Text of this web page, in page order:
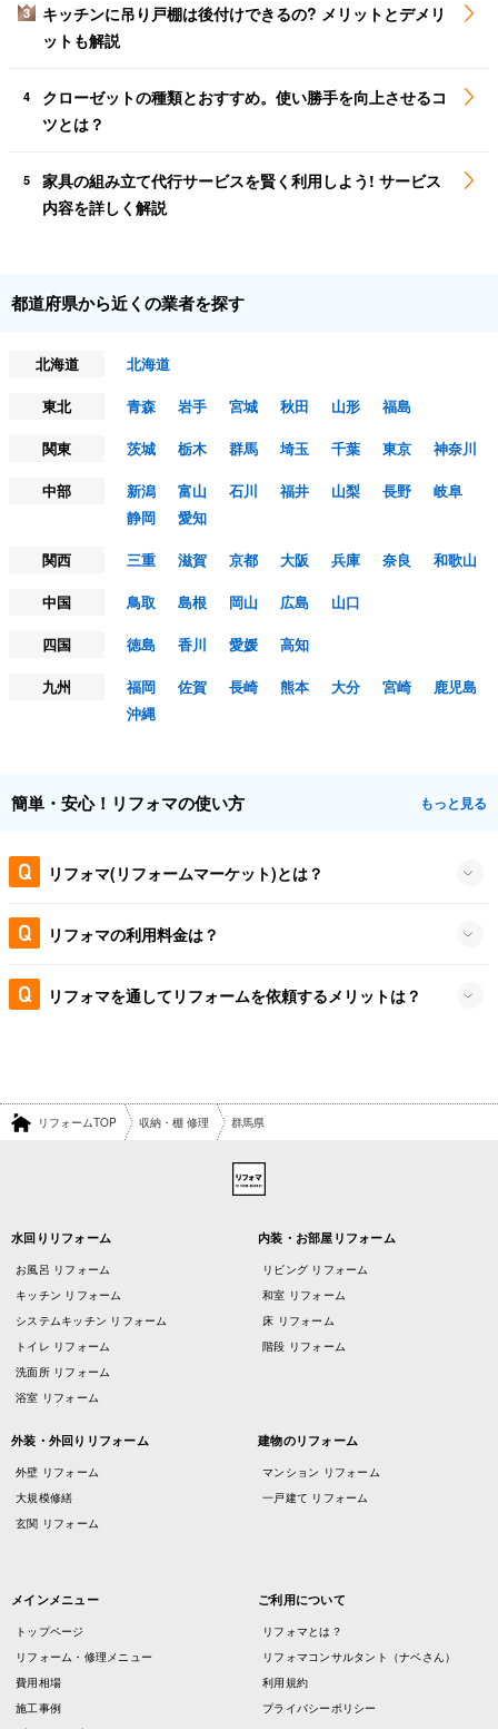
3
キッチンに吊り戸棚は後付けできるの? メリットとデメリ
ットも解説
4
クローゼットの種類とおすすめ。使い勝手を向上させるコ
ツとは？
5
家具の組み立て代行サービスを賢く利用しよう! サービス
内容を詳しく解説
都道府県から近くの業者を探す
北海道
北海道
東北
青森 岩手 宮城 秋田 山形
福島
関東
茨城 栃木 群馬 埼玉 千葉 東京
神奈川
中部
新潟 富山 石川 福井 山梨 長野
岐阜
静岡
愛知
関西
三重 滋賀 京都 大阪 兵庫 奈良
和歌山
中国
鳥取 島根 岡山 広島
山口
四国
徳島 香川 愛媛
高知
九州
福岡 佐賀 長崎 熊本 大分 宮崎
鹿児島
沖縄
簡単・安心！リフォマの使い方 もっと見る
リフォマ(リフォームマーケット)とは？
リフォマの利用料金は？
リフォマを通してリフォームを依頼するメリットは？
リフォームTOP 収納・棚 修理 群馬県
水回りリフォーム
お風呂 リフォーム
キッチン リフォーム
システムキッチン リフォーム
トイレ リフォーム
洗面所 リフォーム
浴室 リフォーム
内装・お部屋リフォーム
リビング リフォーム
和室 リフォーム
床 リフォーム
階段 リフォーム
外装・外回りリフォーム
外壁 リフォーム
大規模修繕
玄関 リフォーム
建物のリフォーム
マンション リフォーム
一戸建て リフォーム
メインメニュー
トップページ
リフォーム・修理メニュー
費用相場
施工事例
ご利用について
リフォマとは？
リフォマコンサルタント（ナベさん）
利用規約
プライバシーポリシー